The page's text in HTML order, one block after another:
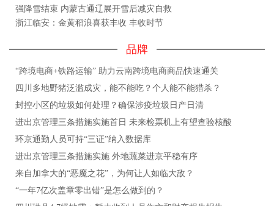
强降雪结束 内蒙古通辽展开雪后减灾自救
浙江临安：金黄稻浪喜获丰收 丰收时节
品牌
“跨境电商+铁路运输” 助力云南跨境电商商品快速通关
四川多地野猪泛滥成灾，能不能吃？个人能不能猎杀？
封控小区的垃圾如何处理？确保涉疫垃圾日产日清
进出京管理三条措施实施首日 未来检票机上有望查验核酸
环京通勤人员可持“三证”纳入数据库
进出京管理三条措施实施 外地蔬菜进京平稳有序
来自加拿大的“恶魔之花”，为何让人如临大敌？
“一年7亿次盖章零出错”是怎么做到的？